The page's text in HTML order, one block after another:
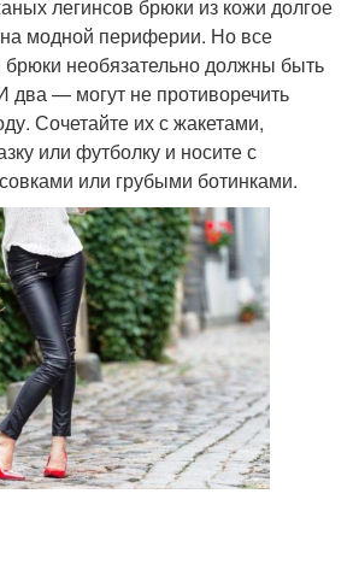
легинсов брюки из кожи долгое
модной периферии. Но все
брюки необязательно должны быть
два — могут не противоречить
Сочетайте их с жакетами,
или футболку и носите с
или грубыми ботинками.